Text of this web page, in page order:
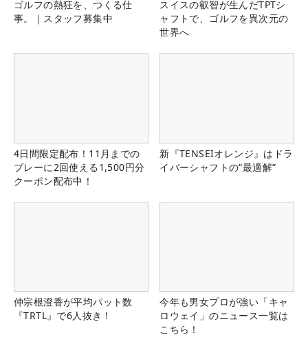
ゴルフの熱狂を、つくる仕
事。｜スタッフ募集中
スイスの叡智が生んだTPTシ
ャフトで、ゴルフを異次元の
世界へ
4日間限定配布！11月までの
プレーに2回使える1,500円分
クーポン配布中！
新『TENSEIオレンジ』はドラ
イバーシャフトの“最適解”
仲宗根澄香が平均パット数
『TRTL』で6人抜き！
今年も男女プロが強い「キャ
ロウェイ」のニュース一覧は
こちら！